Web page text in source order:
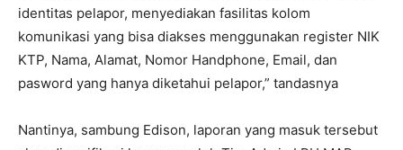
identitas pelapor, menyediakan fasilitas kolom
komunikasi yang bisa diakses menggunakan register NIK
KTP, Nama, Alamat, Nomor Handphone, Email, dan
pasword yang hanya diketahui pelapor,” tandasnya
Nantinya, sambung Edison, laporan yang masuk tersebut